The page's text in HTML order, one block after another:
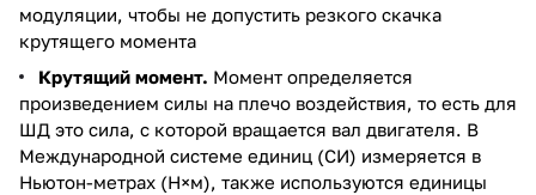
модуляции, чтобы не допустить резкого скачка
крутящего момента
Крутящий момент. Момент определяется
произведением силы на плечо воздействия, то есть для
ШД это сила, с которой вращается вал двигателя. В
Международной системе единиц (СИ) измеряется в
Ньютон-метрах (Н×м), также используются единицы